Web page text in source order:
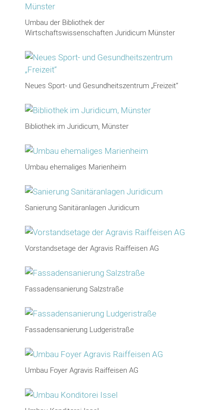
Umbau der Bibliothek der
Wirtschaftswissenschaften Juridicum Münster
Neues Sport- und Gesundheitszentrum „Freizeit“
Bibliothek im Juridicum, Münster
Umbau ehemaliges Marienheim
Sanierung Sanitäranlagen Juridicum
Vorstandsetage der Agravis Raiffeisen AG
Fassadensanierung Salzstraße
Fassadensanierung Ludgeristraße
Umbau Foyer Agravis Raiffeisen AG